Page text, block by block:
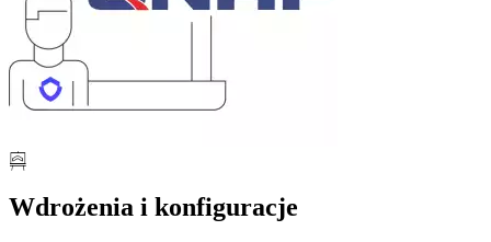
Wdrożenia i konfiguracje